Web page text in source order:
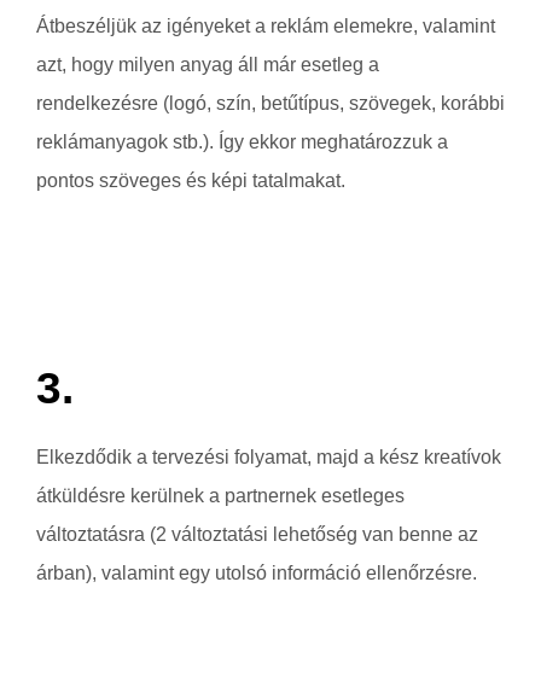
Átbeszéljük az igényeket a reklám elemekre, valamint
azt, hogy milyen anyag áll már esetleg a
rendelkezésre (logó, szín, betűtípus, szövegek, korábbi
reklámanyagok stb.). Így ekkor meghatározzuk a
pontos szöveges és képi tatalmakat.
3.
Elkezdődik a tervezési folyamat, majd a kész kreatívok
átküldésre kerülnek a partnernek esetleges
változtatásra (2 változtatási lehetőség van benne az
árban), valamint egy utolsó információ ellenőrzésre.